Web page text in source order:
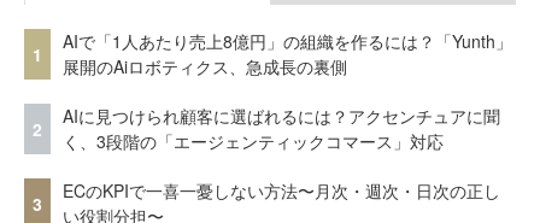
1
AIで「1人あたり売上8億円」の組織を作るには？「Yunth」
展開のAiロボティクス、急成長の裏側
2
AIに見つけられ顧客に選ばれるには？アクセンチュアに聞
く、3段階の「エージェンティックコマース」対応
3
ECのKPIで一喜一憂しない方法〜月次・週次・日次の正し
い役割分担〜